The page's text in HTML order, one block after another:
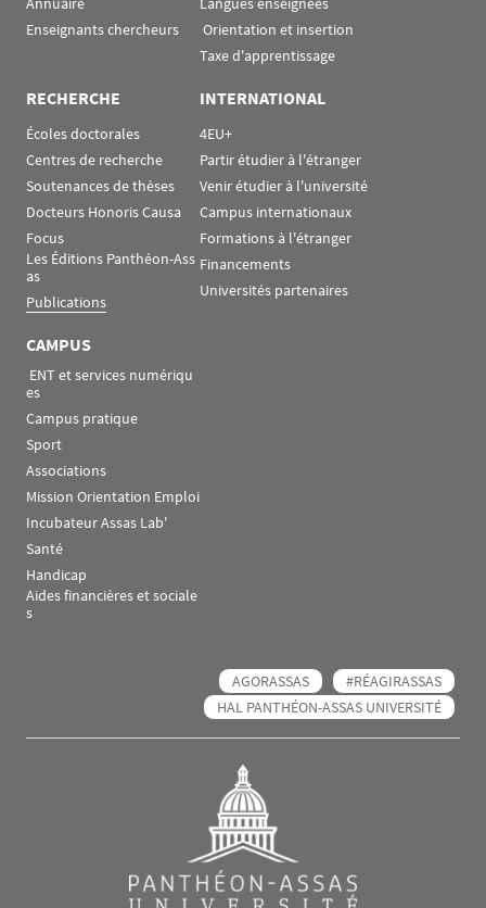
Enseignants chercheurs
Orientation et insertion
Taxe d'apprentissage
RECHERCHE
Écoles doctorales
Centres de recherche
Soutenances de thèses
Docteurs Honoris Causa
Focus
Les Éditions Panthéon-Ass
as
Publications
INTERNATIONAL
4EU+
Partir étudier à l'étranger
Venir étudier à l'université
Campus internationaux
Formations à l'étranger
Financements
Universités partenaires
CAMPUS
es
Campus pratique
Sport
Associations
Mission Orientation Emploi
Incubateur Assas Lab'
Santé
Handicap
Aides financières et sociale
s
AGORASSAS
#RÉAGIRASSAS
HAL PANTHÉON-ASSAS UNIVERSITÉ